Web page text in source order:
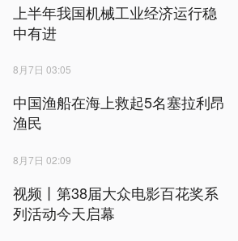
上半年我国机械工业经济运行稳
中有进
8月7日 03:05
中国渔船在海上救起5名塞拉利昂
渔民
8月7日 02:09
视频丨第38届大众电影百花奖系
列活动今天启幕